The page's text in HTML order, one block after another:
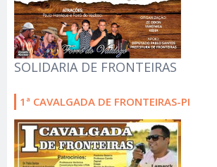
SOLIDARIA DE FRONTEIRAS
1ª CAVALGADA DE FRONTEIRAS-PI